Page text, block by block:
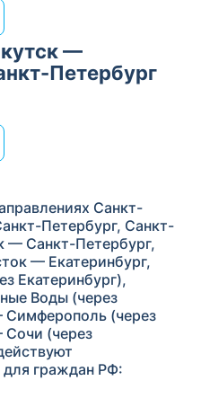
—
Петербург
Санкт-
Петербург, Санкт-
— Санкт-Петербург,
— Екатеринбург,
Екатеринбург),
Воды (через
Симферополь (через
Сочи (через
граждан РФ: